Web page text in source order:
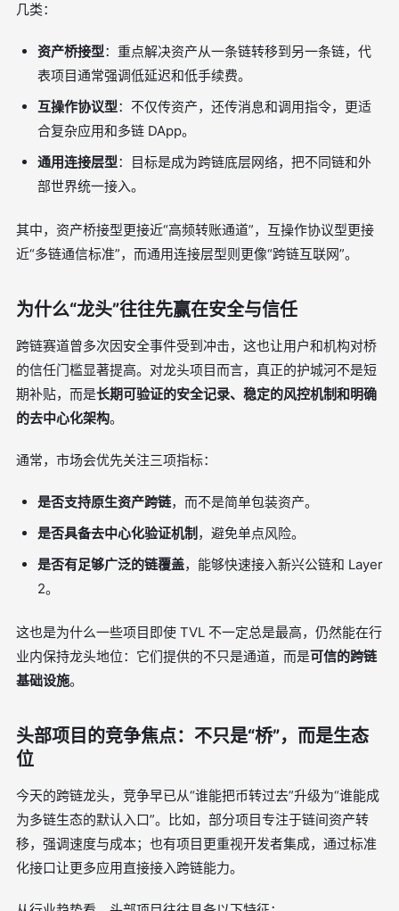
几类：
资产桥接型：重点解决资产从一条链转移到另一条链，代
表项目通常强调低延迟和低手续费。
互操作协议型：不仅传资产，还传消息和调用指令，更适
合复杂应用和多链 DApp。
通用连接层型：目标是成为跨链底层网络，把不同链和外
部世界统一接入。
其中，资产桥接型更接近“高频转账通道”，互操作协议型更接
近“多链通信标准”，而通用连接层型则更像“跨链互联网”。
为什么“龙头”往往先赢在安全与信任
跨链赛道曾多次因安全事件受到冲击，这也让用户和机构对桥
的信任门槛显著提高。对龙头项目而言，真正的护城河不是短
期补贴，而是长期可验证的安全记录、稳定的风控机制和明确
的去中心化架构。
通常，市场会优先关注三项指标：
是否支持原生资产跨链，而不是简单包装资产。
是否具备去中心化验证机制 ，避免单点风险。
是否有足够广泛的链覆盖，能够快速接入新兴公链和 Layer
2。
这也是为什么一些项目即使 TVL 不一定总是最高，仍然能在行
业内保持龙头地位：它们提供的不只是通道，而是可信的跨链
基础设施。
头部项目的竞争焦点：不只是“桥”，而是生态
位
今天的跨链龙头，竞争早已从“谁能把币转过去”升级为“谁能成
为多链生态的默认入口”。比如，部分项目专注于链间资产转
移，强调速度与成本；也有项目更重视开发者集成，通过标准
化接口让更多应用直接接入跨链能力。